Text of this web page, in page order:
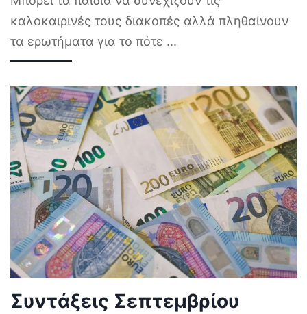
καλοκαιρινές τους διακοπές αλλά πληθαίνουν
τα ερωτήματα για το πότε ...
Συντάξεις Σεπτεμβρίου